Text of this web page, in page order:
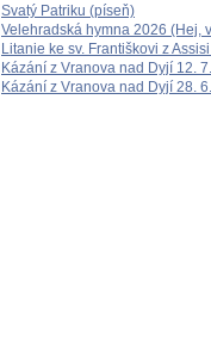
Svatý Patriku (píseň)
Velehradská hymna 2026 (Hej,
Litanie ke sv. Františkovi z
Kázání z Vranova nad Dyjí 12.
Kázání z Vranova nad Dyjí 28.